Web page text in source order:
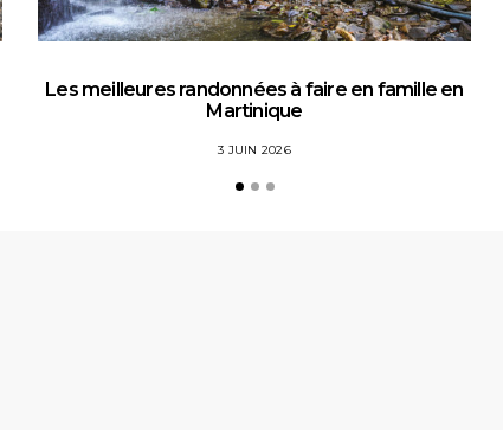
Les meilleures randonnées à faire en famille en
Martinique
3 JUIN 2026